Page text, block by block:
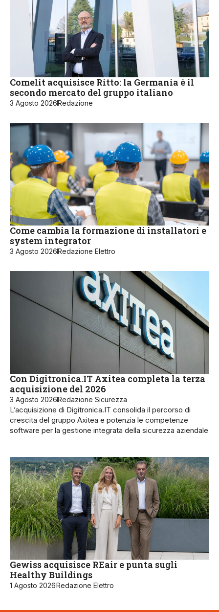
Comelit acquisisce Ritto: la Germania è il
secondo mercato del gruppo italiano
3 Agosto 2026Redazione
Come cambia la formazione di installatori e
system integrator
3 Agosto 2026Redazione Elettro
Con Digitronica.IT Axitea completa la terza
acquisizione del 2026
3 Agosto 2026Redazione Sicurezza
L’acquisizione di Digitronica.IT consolida il percorso di
crescita del gruppo Axitea e potenzia le competenze
software per la gestione integrata della sicurezza aziendale
Gewiss acquisisce REair e punta sugli
Healthy Buildings
1 Agosto 2026Redazione Elettro